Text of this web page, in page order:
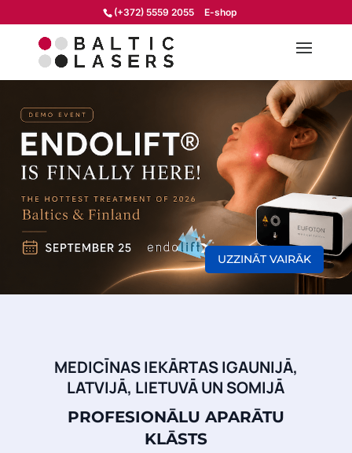
(+372) 5559 2055 E-shop
UZZINĀT VAIRĀK
MEDICĪNAS IEKĀRTAS IGAUNIJĀ,
LATVIJĀ, LIETUVĀ UN SOMIJĀ
PROFESIONĀLU APARĀTU
KLĀSTS